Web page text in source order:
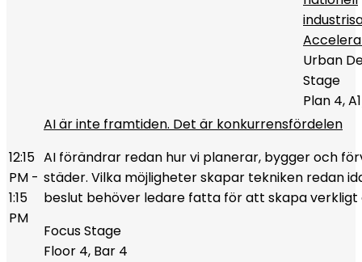
Urban
Stage
Plan 4,
12:15
PM -
1:15
PM
AI är inte framtiden. Det är konkurrensfördelen
AI förändrar redan hur vi planerar, bygger och
städer. Vilka möjligheter skapar tekniken redan
beslut behöver ledare fatta för att skapa
Focus Stage
Floor 4, Bar 4